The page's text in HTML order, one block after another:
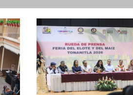
Internacional